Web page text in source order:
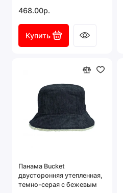
468.00р.
Купить
Панама Bucket
двусторонняя утепленная,
темно-серая с бежевым